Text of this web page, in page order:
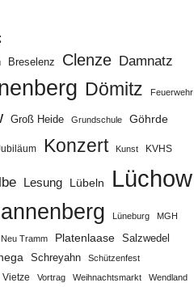
Breselenz Clenze Damnatz
Dömitz Feuerwehr
Groß Heide Grundschule Göhrde
Konzert Kunst KVHS
Lesung Lübeln Lüchow
Lüneburg MGH
Neu Tramm Platenlaase Salzwedel
Schreyahn
Schützenfest
Vietze Vortrag Weihnachtsmarkt Wendland